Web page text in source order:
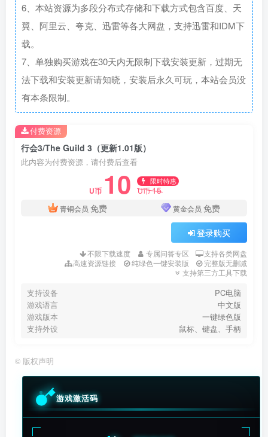
6、本站资源为多段分布式存储和下载方式包含百度、天
翼、阿里云、夸克、迅雷等各大网盘，支持迅雷和IDM下
载。
7、单独购买游戏在30天内无限制下载安装更新，过期无
法下载和安装更新请知晓，安装后永久可玩，本站会员没
有本条限制。
行会3/The Guild 3（更新1.01版）
此内容为付费资源，请付费后查看
U币 10 限时特惠
U币15
青铜会员 免费 黄金会员 免费
登录购买
不限下载速度 专属问答专区
支持各类网盘
高速资源链接
纯绿色一键安装版
完整版无删减
支持第三方工具下载
支持设备
PC电脑
游戏语言
中文版
游戏版本
一键绿色版
支持外设
鼠标、键盘、手柄
付费资源
© 版权声明
游戏激活码